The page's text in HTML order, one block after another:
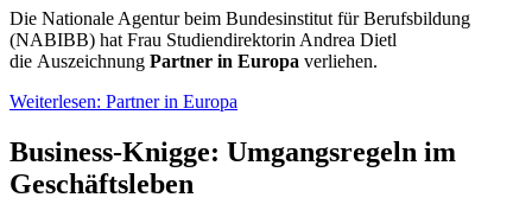
Die Nationale Agentur beim Bundesinstitut für Berufsbildung
(NABIBB) hat Frau Studiendirektorin Andrea Dietl
die Auszeichnung Partner in Europa verliehen.
Weiterlesen: Partner in Europa
Business-Knigge: Umgangsregeln im
Geschäftsleben